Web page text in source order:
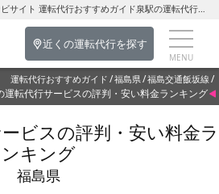
全国の運転代行業者のポータルナビサイト 運転代行おすすめガイド泉駅の運転代行を探す-福島県の運転代行
近くの運転代行を探す
運転代行おすすめガイド 福島県 福島交通飯坂線
運転代行サービスの評判・安い料金ランキング
ビスの評判・安い料金ラ
ンキング
福島県